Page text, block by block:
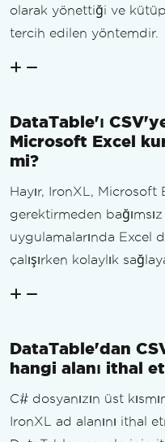
olarak yönettiği ve
tercih edilen yöntemdir.
DataTable'ı
Microsoft Excel
mi?
Hayır, IronXL,
gerektirmeden bağımsız
uygulamalarında Excel
çalışırken kolaylık
DataTable'dan
hangi alanı ithal
C# dosyanızın üst
IronXL ad alanını ithal